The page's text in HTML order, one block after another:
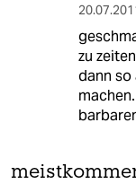
zu
dann